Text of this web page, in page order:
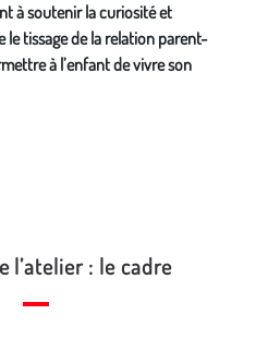
à soutenir la curiosité et
le tissage de la relation parent-
à l’enfant de vivre son
l’atelier : le cadre